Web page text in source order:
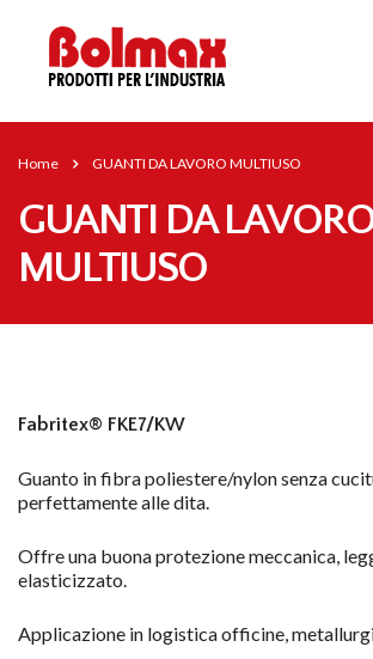
Home GUANTI DA LAVORO MULTIUSO
GUANTI DA
MULTIUSO
Fabritex® FKE7/KW
Guanto in fibra poliestere/nylon senza
perfettamente alle dita.
Offre una buona protezione meccanica,
elasticizzato.
Applicazione in logistica officine,